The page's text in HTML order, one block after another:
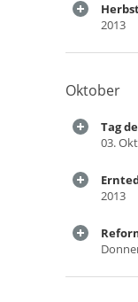
2013
Oktober
Tag
03.
2013